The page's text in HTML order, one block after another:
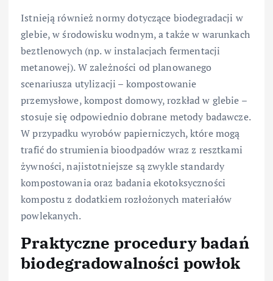
Istnieją również normy dotyczące biodegradacji w
glebie, w środowisku wodnym, a także w warunkach
beztlenowych (np. w instalacjach fermentacji
metanowej). W zależności od planowanego
scenariusza utylizacji – kompostowanie
przemysłowe, kompost domowy, rozkład w glebie –
stosuje się odpowiednio dobrane metody badawcze.
W przypadku wyrobów papierniczych, które mogą
trafić do strumienia bioodpadów wraz z resztkami
żywności, najistotniejsze są zwykle standardy
kompostowania oraz badania ekotoksyczności
kompostu z dodatkiem rozłożonych materiałów
powlekanych.
Praktyczne procedury badań
biodegradowalności powłok